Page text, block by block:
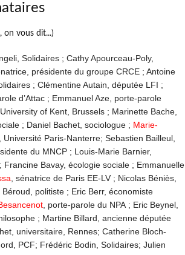
on vous dit...)
Solidaires ; Cathy Apourceau-Poly,
présidente du groupe CRCE ; Antoine
; Clémentine Autain, députée LFI ;
d’Attac ; Emmanuel Aze, porte-parole
of Kent, Brussels ; Marinette Bache,
; Daniel Bachet, sociologue ; Marie-
Paris-Nanterre; Sebastien Bailleul,
du MNCP ; Louis-Marie Barnier,
Bavay, écologie sociale ; Emmanuelle
, sénatrice de Paris EE-LV ; Nicolas Béniès,
politiste ; Eric Berr, économiste
, porte-parole du NPA ; Eric Beynel,
; Martine Billard, ancienne députée
universitaire, Rennes; Catherine Bloch-
PCF; Frédéric Bodin, Solidaires; Julien